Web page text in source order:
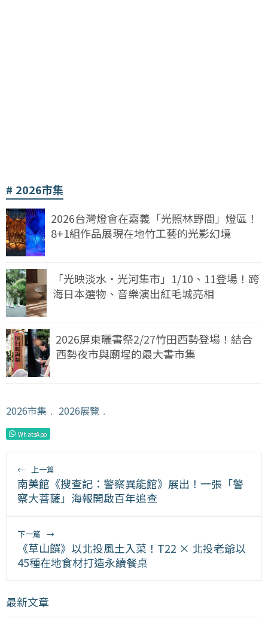
2026市集
2026台灣燈會在嘉義「光照林野間」燈區！
8+1組作品展現在地竹工藝的光影幻境
「光映淡水・光河集市」1/10、11登場！跨
海日本選物、音樂演出紅毛城亮相
2026屏東曬書祭2/27竹田西勢登場！結合
西勢夜市與廟埕的最大書市集
2026市集 ﹒ 2026展覽 ﹒
WhatsApp
← 上一篇
南美館《搜查記：警察異能館》展出！一張「警
察大菩薩」海報開啟百年追查
下一篇 →
《草山饌》以北投風土入菜！T22 × 北投老爺以
45種在地食材打造永續餐桌
最新文章